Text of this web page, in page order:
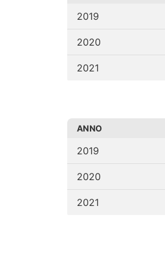
2019
2020
2021
ANNO
2019
2020
2021